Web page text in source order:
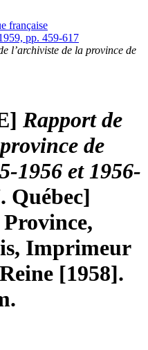
française
pp. 459-617
l’archiviste de la province de
Rapport de
de
1956 et 1956-
Québec]
Imprimeur
[1958].